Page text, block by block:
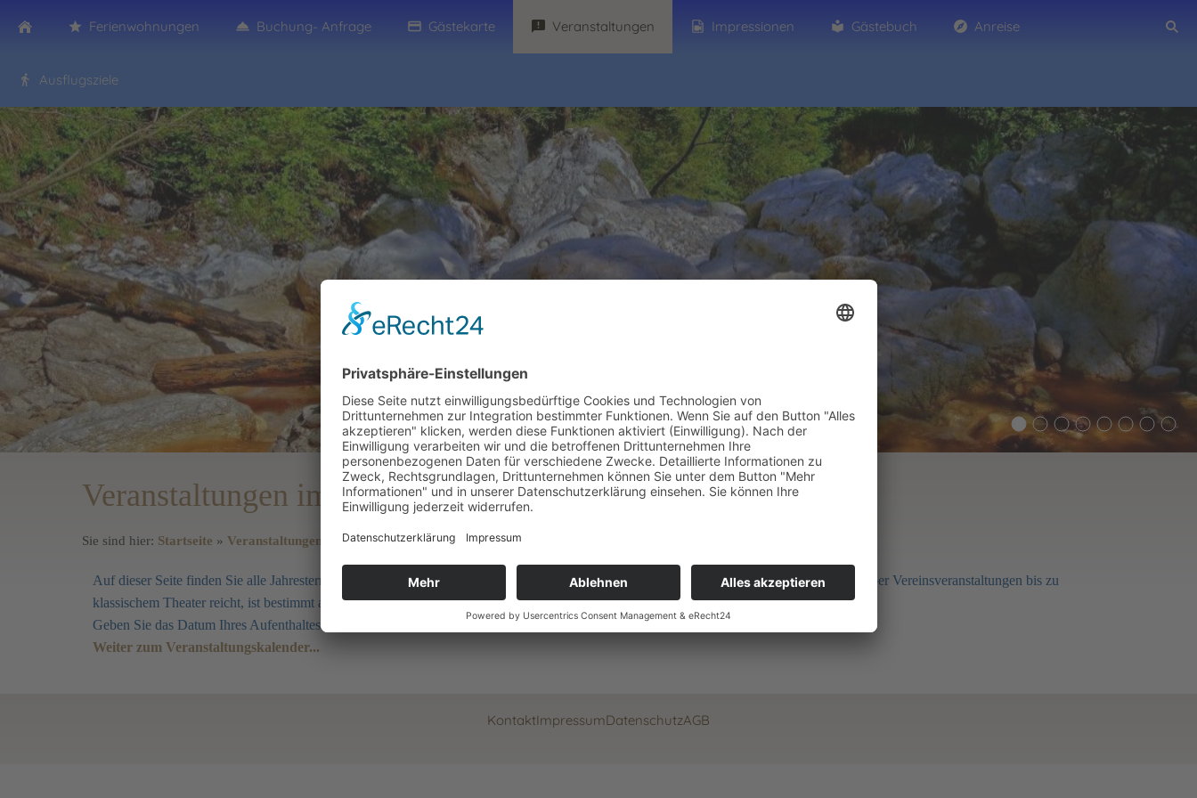
Ferienwohnungen Buchung- Anfrage Gästekarte Veranstaltungen Impressionen Gästebuch Anreise
Ausflugsziele
Veranstaltungen im Berchtesgadener Land
Sie sind hier: Startseite » Veranstaltungen
Auf dieser Seite finden Sie alle Jahrestermine auf einen Blick. In unserem breit gefächerten Programm, das von musikalischen Highlights über Vereinsveranstaltungen bis zu
klassischem Theater reicht, ist bestimmt auch für Sie etwas dabei.
Geben Sie das Datum Ihres Aufenthaltes ein und sehen Sie was Sie während Ihres Urlaubes im Berchtesgadener Land erwartet!
Weiter zum Veranstaltungskalender...
KontaktImpressumDatenschutzAGB